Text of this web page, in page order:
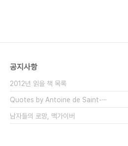
공지사항
2012년 읽을 책 목록
Quotes by Antoine de Saint-⋯
남자들의 로망, 맥가이버